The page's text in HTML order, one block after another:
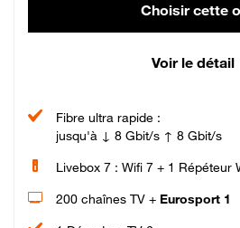
Choisir cette
Voir le détail
Fibre ultra rapide :
jusqu'à ↓ 8 Gbit/s ↑ 8 Gbit/s
Livebox 7 : Wifi 7 + 1 Répéteur
200 chaînes TV + Eurosport 1